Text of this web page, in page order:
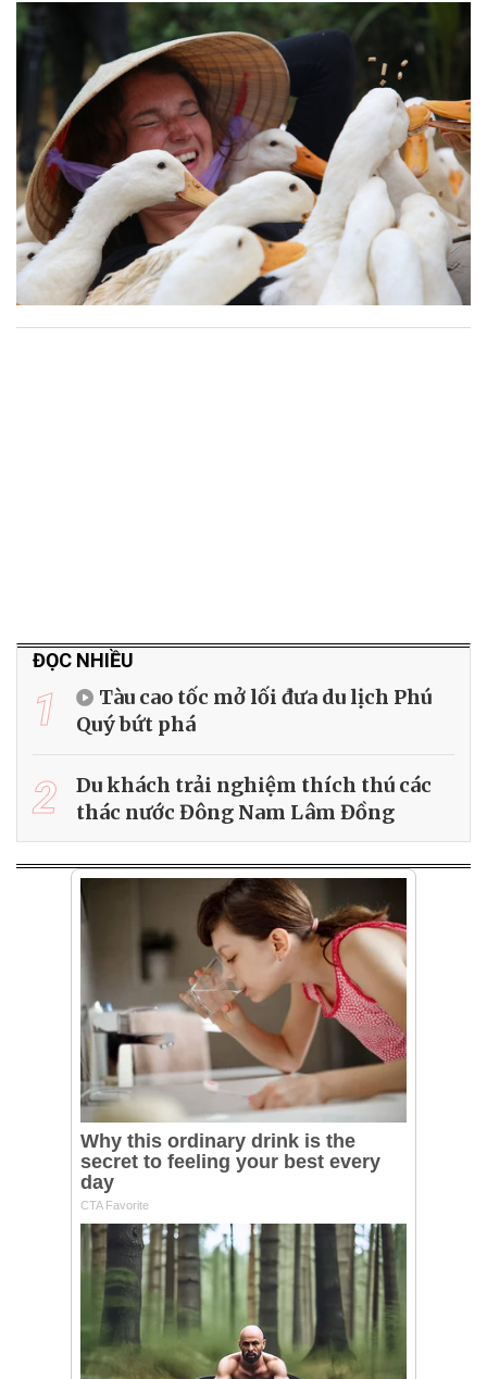
ĐỌC NHIỀU
1
Tàu cao tốc mở lối đưa du lịch Phú
Quý bứt phá
2
Du khách trải nghiệm thích thú các
thác nước Đông Nam Lâm Đồng